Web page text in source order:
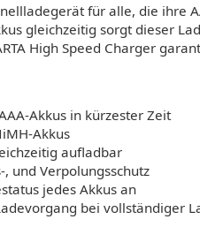
für alle, die ihre
gleichzeitig sorgt dieser
High Speed Charger
Akkus in kürzester Zeit
Akkus
aufladbar
, und Verpolungsschutz
jedes Akkus an
bei vollständiger